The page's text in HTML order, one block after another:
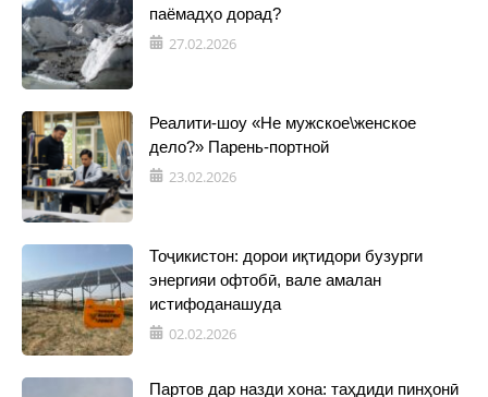
паёмадҳо дорад?
27.02.2026
Реалити-шоу «Не мужское\женское
дело?» Парень-портной
23.02.2026
Тоҷикистон: дорои иқтидори бузурги
энергияи офтобӣ, вале амалан
истифоданашуда
02.02.2026
Партов дар назди хона: таҳдиди пинҳонӣ